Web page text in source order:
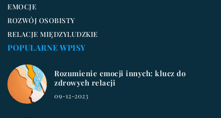
EMOCJE
ROZWÓJ OSOBISTY
RELACJE MIĘDZYLUDZKIE
POPULARNE WPISY
Rozumienie emocji innych: klucz do
zdrowych relacji
09-12-2023